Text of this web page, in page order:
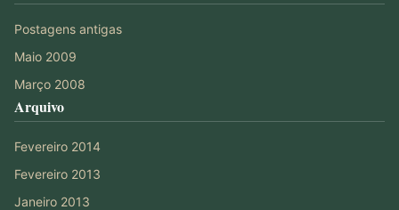
Postagens antigas
Maio 2009
Março 2008
Arquivo
Fevereiro 2014
Fevereiro 2013
Janeiro 2013